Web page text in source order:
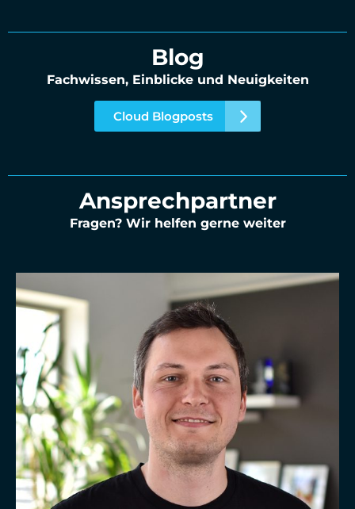
Blog
Fachwissen, Einblicke und Neuigkeiten
Cloud Blogposts
Ansprechpartner
Fragen? Wir helfen gerne weiter